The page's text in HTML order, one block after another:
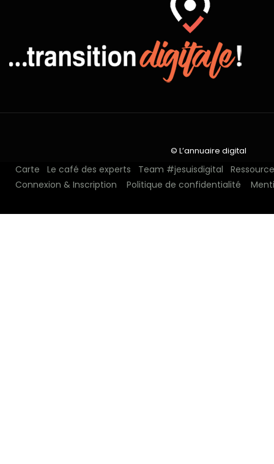
Carte Le café des experts Team #jesuisdigital
Connexion & Inscription
Politique de confidentialité
© L’annuaire digital